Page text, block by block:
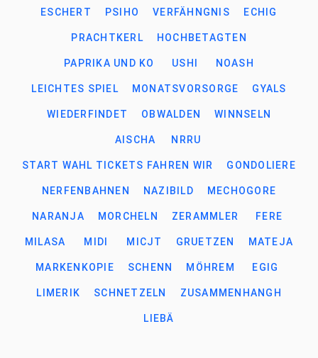
ESCHERT PSIHO VERFÄHNGNIS ECHIG
PRACHTKERL HOCHBETAGTEN
PAPRIKA UND KO USHI NOASH
LEICHTES SPIEL MONATSVORSORGE GYALS
WIEDERFINDET OBWALDEN WINNSELN
AISCHA NRRU
START WAHL TICKETS FAHREN WIR GONDOLIERE
NERFENBAHNEN NAZIBILD MECHOGORE
NARANJA MORCHELN ZERAMMLER FERE
MILASA MIDI MICJT GRUETZEN MATEJA
MARKENKOPIE SCHENN MÖHREM EGIG
LIMERIK SCHNETZELN ZUSAMMENHANGH
LIEBÄ